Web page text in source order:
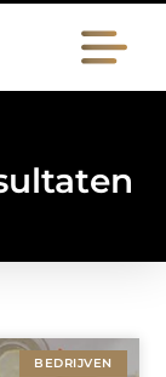
BEDRIJVEN